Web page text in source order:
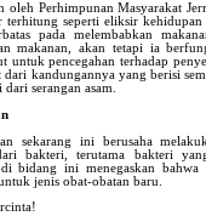
oleh Perhimpunan Masyarakat
seperti eliksir
pada melembabkan
makanan, akan tetapi ia
pencegahan terhadap
kandungannya yang berisi
serangan asam.
sekarang ini berusaha
bakteri, terutama bakteri
bidang ini menegaskan bahwa
jenis obat-obatan baru.